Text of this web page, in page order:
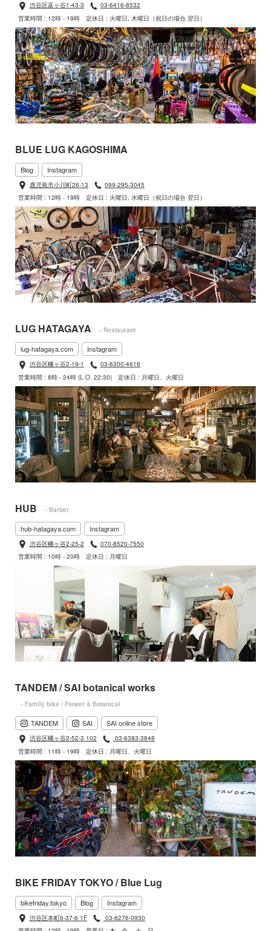
渋谷区富ヶ谷1-43-3
03-6416-8532
営業時間 : 12時 - 19時
定休日 : 火曜日, 木曜日（祝日の場合 翌日）
BLUE LUG KAGOSHIMA
Blog Instagram
鹿児島市小川町26-13
099-295-3045
営業時間 : 12時 - 19時
定休日 : 火曜日, 水曜日（祝日の場合 翌日）
LUG HATAGAYA - Restaurant
lug-hatagaya.com Instagram
渋谷区幡ヶ谷2-19-1
03-6300-4616
営業時間 : 8時 - 24時 (L.O. 22:30)
定休日 : 月曜日、火曜日
HUB - Barber
hub-hatagaya.com Instagram
渋谷区幡ヶ谷2-25-2
070-8520-7550
営業時間 : 10時 - 20時
定休日 : 月曜日
TANDEM / SAI botanical works
- Family bike / Flower & Botanical
TANDEM SAI SAI online store
渋谷区幡ヶ谷2-52-3 102
03-6383-3848
営業時間 : 11時 - 19時
定休日 : 月曜日、火曜日
BIKE FRIDAY TOKYO / Blue Lug
bikefriday.tokyo Blog Instagram
渋谷区本町6-37-6 1F
03-6276-0930